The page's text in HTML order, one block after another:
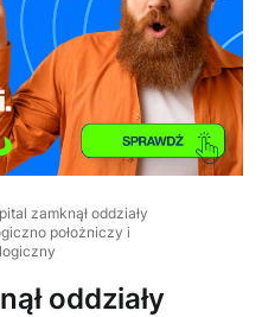
zamknął oddziały
położniczy i
oddziały